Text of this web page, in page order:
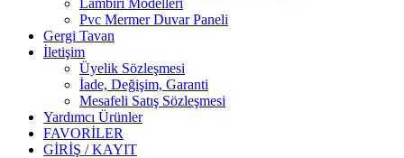
Pvc Mermer Duvar Paneli
Gergi Tavan
İletişim
Üyelik Sözleşmesi
İade, Değişim, Garanti
Mesafeli Satış Sözleşmesi
Yardımcı Ürünler
FAVORİLER
GİRİŞ / KAYIT